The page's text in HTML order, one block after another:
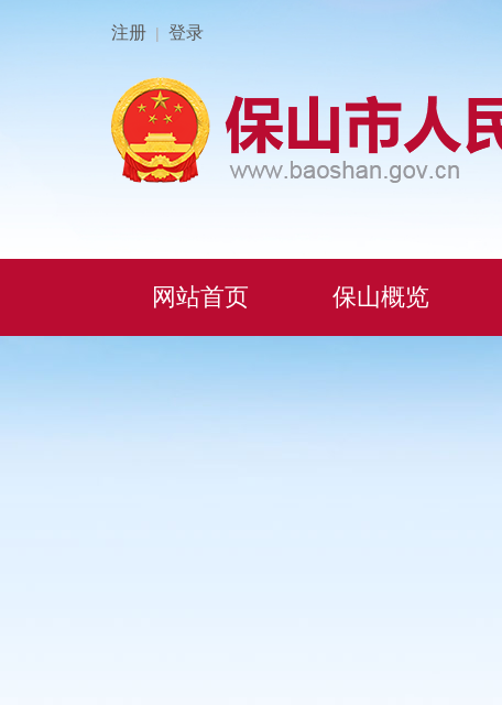
注册 | 登录
网站首页 保山概览